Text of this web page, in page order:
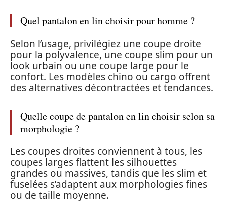
Quel pantalon en lin choisir pour homme ?
Selon l’usage, privilégiez une coupe droite
pour la polyvalence, une coupe slim pour un
look urbain ou une coupe large pour le
confort. Les modèles chino ou cargo offrent
des alternatives décontractées et tendances.
Quelle coupe de pantalon en lin choisir selon sa
morphologie ?
Les coupes droites conviennent à tous, les
coupes larges flattent les silhouettes
grandes ou massives, tandis que les slim et
fuselées s’adaptent aux morphologies fines
ou de taille moyenne.